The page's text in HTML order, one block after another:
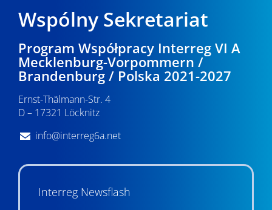
Wspólny Sekretariat
Program Współpracy Interreg VI A
Mecklenburg-Vorpommern /
Brandenburg / Polska 2021-2027
Ernst-Thälmann-Str. 4
D – 17321 Löcknitz
info@interreg6a.net
Interreg Newsflash